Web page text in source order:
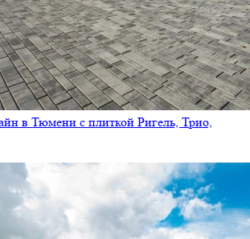
в Тюмени с плиткой Ригель, Трио,